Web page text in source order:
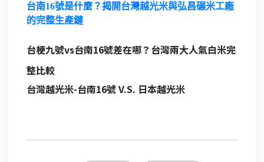
台南16號是什麼？揭開台灣越光米與弘昌碾米工廠
的完整生產鏈
台梗九號vs台南16號差在哪？台灣兩大人氣白米完
整比較
台灣越光米-台南16號 V.S. 日本越光米